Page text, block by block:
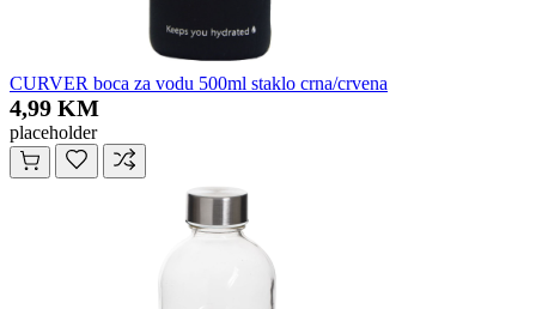
CURVER boca za vodu 500ml staklo crna/crvena
4,99 KM
placeholder